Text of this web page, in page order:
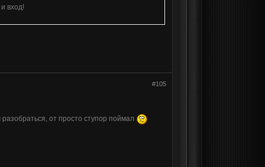
вход!
#105
от просто ступор поймал